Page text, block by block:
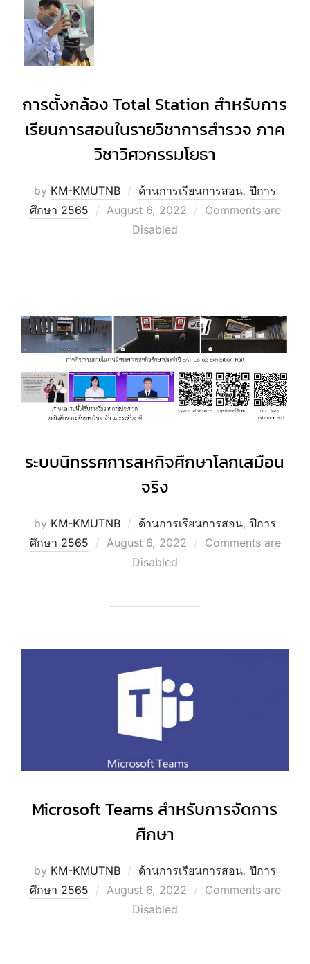
การตั้งกล้อง Total Station สำหรับการ
เรียนการสอนในรายวิชาการสำรวจ ภาค
วิชาวิศวกรรมโยธา
by KM-KMUTNB ด้านการเรียนการสอน, ปีการ
ศึกษา 2565
Posted
August 6, 2022
Comments are
Disabled
ระบบนิทรรศการสหกิจศึกษาโลกเสมือน
จริง
by KM-KMUTNB ด้านการเรียนการสอน, ปีการ
ศึกษา 2565
Posted
August 6, 2022
Comments are
Disabled
Microsoft Teams สำหรับการจัดการ
ศึกษา
by KM-KMUTNB ด้านการเรียนการสอน, ปีการ
ศึกษา 2565
Posted
August 6, 2022
Comments are
Disabled